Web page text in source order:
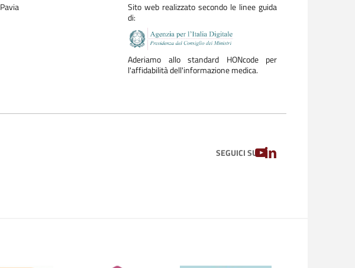
Sito web realizzato secondo le linee guida
di:
Aderiamo allo standard HONcode per
l'affidabilità dell'informazione medica.
SEGUICI SUYOUTUBE
LINKEDIN